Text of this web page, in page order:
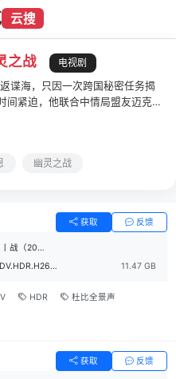
云搜
之战
电视剧
谍海，只因一次跨国秘密任务揭
间紧迫，他联合中情局盟友迈克·
变的黑色行动小队，展开一场高风
幽灵之战
获取 反馈
J）杰丨克丨莱丨恩丨幽丨灵丨之丨战（2026）4K DV HDR 高码率 简英双语
2026.2160p.AMZN.WEB-DL.DV.HDR.H265.DDP5.1.Atmos.mkv
11.47 GB
HDR 杜比全景声
获取 反馈